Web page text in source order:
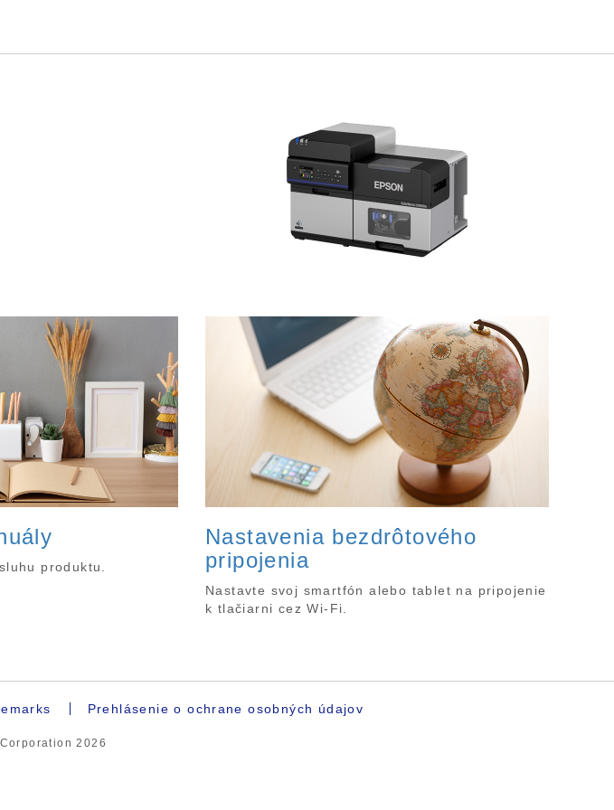
produktu.
Nastavenia bezdrôtového
pripojenia
Nastavte svoj smartfón alebo tablet na pripojenie
k tlačiarni cez Wi-Fi.
Prehlásenie o ochrane osobných údajov
2026